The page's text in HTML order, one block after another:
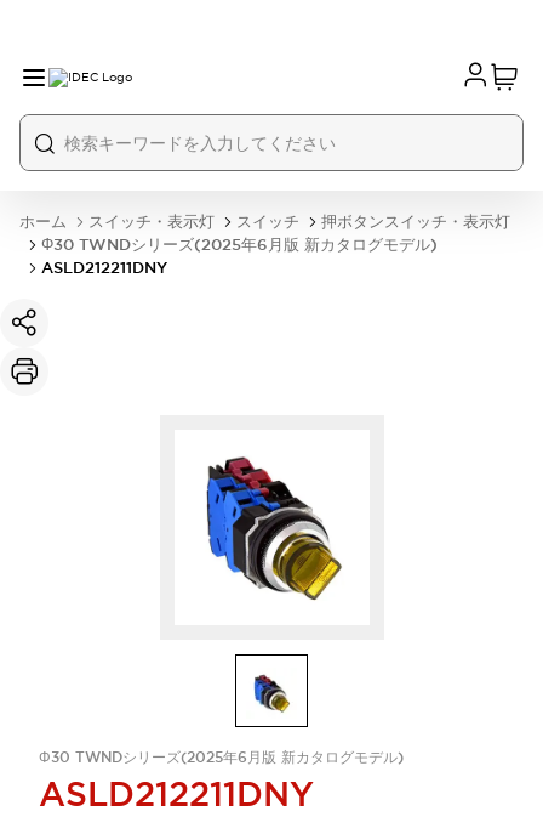
ホーム スイッチ・表示灯 スイッチ
押ボタンスイッチ・表示灯
Φ30 TWNDシリーズ(2025年6月版 新カタログモデル)
ASLD212211DNY
Φ30 TWNDシリーズ(2025年6月版 新カタログモデル)
ASLD212211DNY